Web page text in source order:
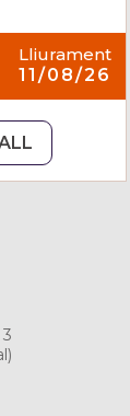
Lliurament
11/08/26